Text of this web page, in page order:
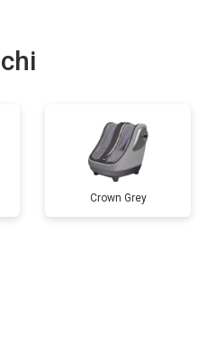
Crown Grey